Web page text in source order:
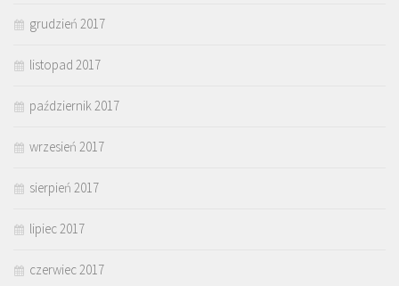
grudzień 2017
listopad 2017
październik 2017
wrzesień 2017
sierpień 2017
lipiec 2017
czerwiec 2017